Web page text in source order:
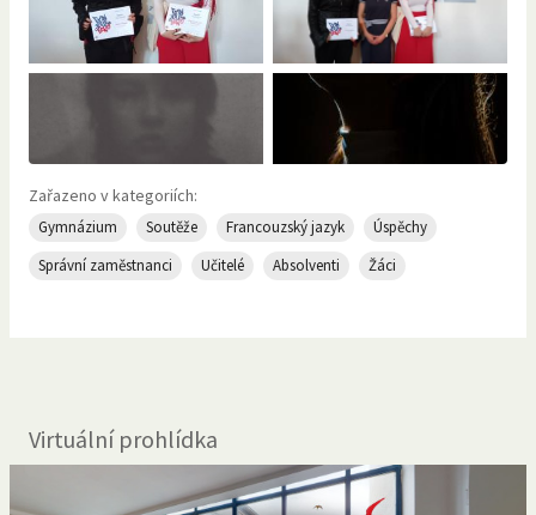
Zařazeno v kategoriích:
Gymnázium Soutěže Francouzský jazyk
Úspěchy
Správní zaměstnanci
Učitelé Absolventi Žáci
Virtuální prohlídka